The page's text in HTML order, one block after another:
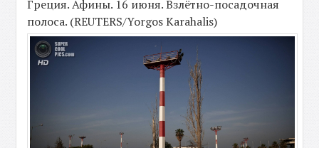
Греция. Афины. 16 июня. Взлётно-посадочная
полоса. (REUTERS/Yorgos Karahalis)